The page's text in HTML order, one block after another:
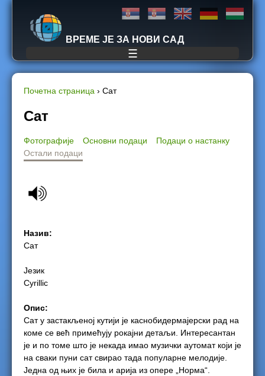
Jump to navigation
ВРЕМЕ ЈЕ ЗА НОВИ САД
☰
Y
o
u
e
e
r
e
Почетна страница › Сат
Сат
Фотографије Основни подаци
Подаци о настанку
Остали подаци
Назив:
Сат
Језик
Cyrillic
Опис:
Сат у застакљеној кутији је каснобидермајерски рад на
коме се већ примећују рокајни детаљи. Интересантан
је и по томе што је некада имао музички аутомат који је
на сваки пуни сат свирао тада популарне мелодије.
Једна од њих је била и арија из опере „Норма“.